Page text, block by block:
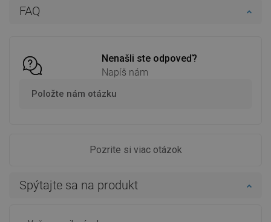
FAQ
Nenašli ste odpoveď?
Napíš nám
Položte nám otázku
Pozrite si viac otázok
Spýtajte sa na produkt